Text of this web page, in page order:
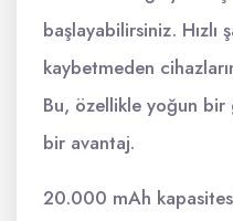
başlayabilirsiniz. Hızlı
kaybetmeden
Bu, özellikle yoğun bir
bir avantaj.
20.000 mAh